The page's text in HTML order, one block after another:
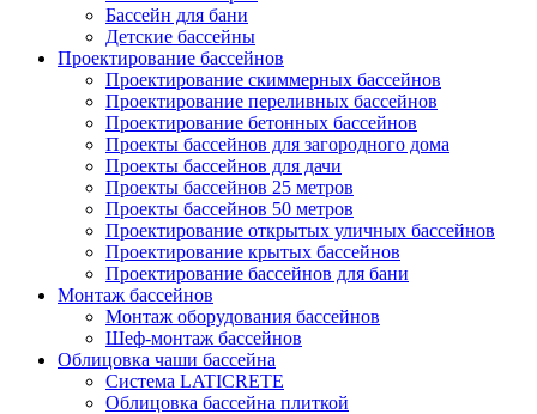
Бассейн для бани
Детские бассейны
Проектирование бассейнов
Проектирование скиммерных бассейнов
Проектирование переливных бассейнов
Проектирование бетонных бассейнов
Проекты бассейнов для загородного дома
Проекты бассейнов для дачи
Проекты бассейнов 25 метров
Проекты бассейнов 50 метров
Проектирование открытых уличных бассейнов
Проектирование крытых бассейнов
Проектирование бассейнов для бани
Монтаж бассейнов
Монтаж оборудования бассейнов
Шеф-монтаж бассейнов
Облицовка чаши бассейна
Система LATICRETE
Облицовка бассейна плиткой